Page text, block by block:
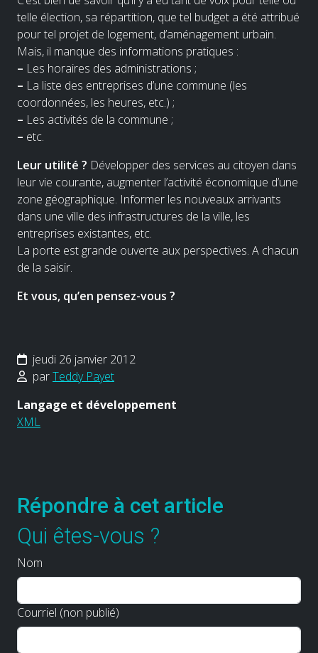
telle élection, sa répartition, que tel budget a été attribué
pour tel projet de logement, d’aménagement urbain.
Mais, il manque des informations pratiques :
– Les horaires des administrations ;
– La liste des entreprises d’une commune (les
coordonnées, les heures, etc.) ;
– Les activités de la commune ;
– etc.
Leur utilité ? Développer des services au citoyen dans
leur vie courante, augmenter l’activité économique d’une
zone géographique. Informer les nouveaux arrivants
dans une ville des infrastructures de la ville, les
entreprises existantes, etc.
La porte est grande ouverte aux perspectives. A chacun
de la saisir.
Et vous, qu’en pensez-vous ?
jeudi 26 janvier 2012
parTeddy Payet
Langage et développement
XML
Répondre à cet article
Qui êtes-vous ?
Nom
Courriel (non publié)